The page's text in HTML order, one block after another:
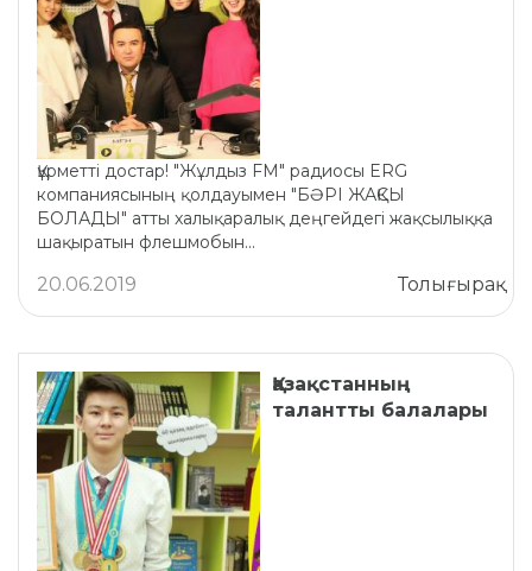
Құрметті достар! "Жұлдыз FM" радиосы ERG
компаниясының қолдауымен "БӘРІ ЖАҚСЫ
БОЛАДЫ" атты xалықаралық деңгейдегі жақсылыққа
шақыратын флешмобын...
Толығырақ
20.06.2019
Қазақстанның
талантты балалары